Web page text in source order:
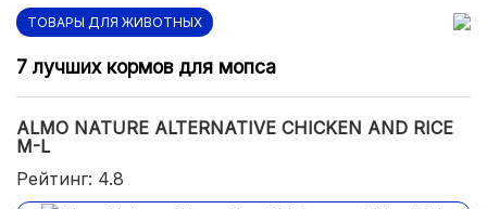
ТОВАРЫ ДЛЯ ЖИВОТНЫХ
7 лучших кормов для мопса
ALMO NATURE ALTERNATIVE CHICKEN AND RICE
M-L
Рейтинг: 4.8